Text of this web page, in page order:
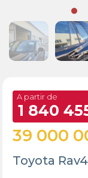
A partir de
1 840
39 000
Toyota